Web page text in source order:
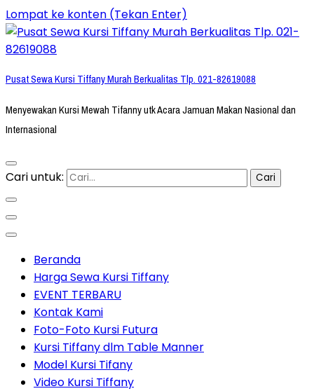
Lompat ke konten (Tekan Enter)
Pusat Sewa Kursi Tiffany Murah Berkualitas Tlp. 021-82619088
Menyewakan Kursi Mewah Tifanny utk Acara Jamuan Makan Nasional dan
Internasional
Cari untuk:
Beranda
Harga Sewa Kursi Tiffany
EVENT TERBARU
Kontak Kami
Foto-Foto Kursi Futura
Kursi Tiffany dlm Table Manner
Model Kursi Tifany
Video Kursi Tiffany